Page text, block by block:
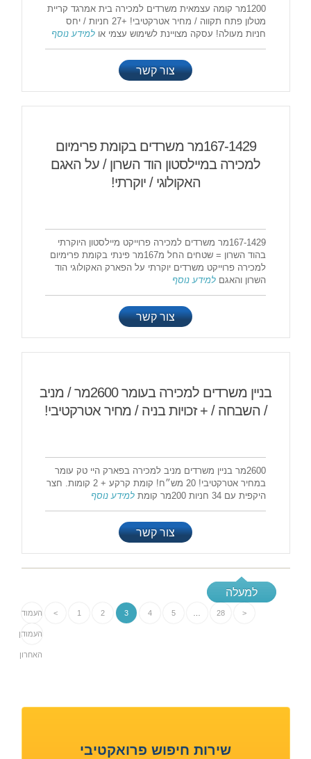
1200מר קומה עצמאית משרדים למכירה בית אמרגד קריית
מטלון פתח תקווה / מחיר אטרקטיבי! +27 חניות / יחס
חניות מעולה! עסקה מצויינת לשימוש עצמי אולמידע נוסף
צור קשר
167-1429מר משרדים בקומת פרימיום
למכירה במיילסטון הוד השרון / על האגם
האקולוגי / יוקרתי!
167-1429מר משרדים למכירה פרוייקט מיילסטון היוקרתי
בהוד השרון = שטחים החל מ167מר פינתי בקומת פרימיום
למכירה פרוייקט משרדים יוקרתי על הפארק האקולוגי הוד
השרון והאגםלמידע נוסף
צור קשר
בניין משרדים למכירה בעומר 2600מר / מניב
/ השבחה / + זכויות בניה / מחיר אטרקטיבי!
2600מר בניין משרדים מניב למכירה בפארק היי טק עומר
במחיר אטרקטיבי! 20 מש״ח! קומת קרקע + 2 קומות. חצר
היקפית עם 34 חניות 200מר קומת
למידע נוסף
צור קשר
למעלה
העמוד
הראשון
> 1 2 3 4 5 28 <
העמוד
האחרון
שירות חיפוש פרואקטיבי